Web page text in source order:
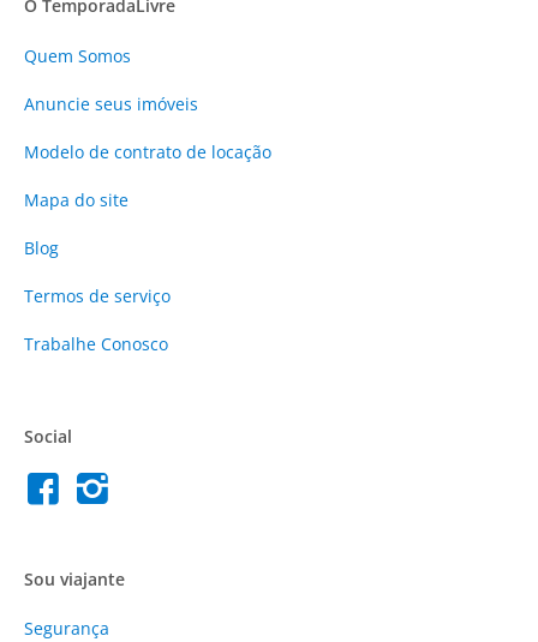
O TemporadaLivre
Quem Somos
Anuncie seus imóveis
Modelo de contrato de locação
Mapa do site
Blog
Termos de serviço
Trabalhe Conosco
Social
Sou viajante
Segurança